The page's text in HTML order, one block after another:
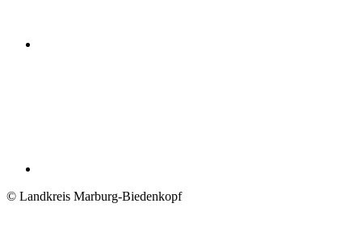
© Landkreis Marburg-Biedenkopf